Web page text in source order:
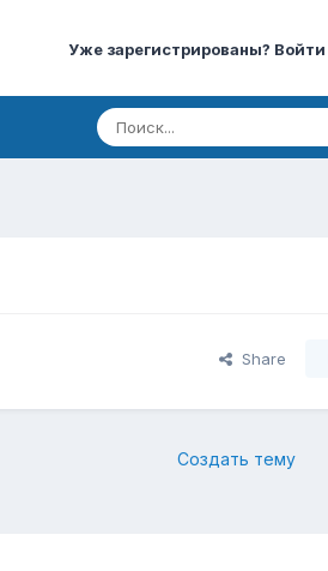
Уже зарегистрированы? Войти
Share
Создать тему